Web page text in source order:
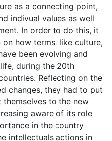
as a connecting point,
indivual values as well
In order to do this, it
on how terms, like culture,
been evolving and
during the 20th
Reflecting on the
changes, they had to put
to the new
aware of its role
in the country
intellectuals actions in